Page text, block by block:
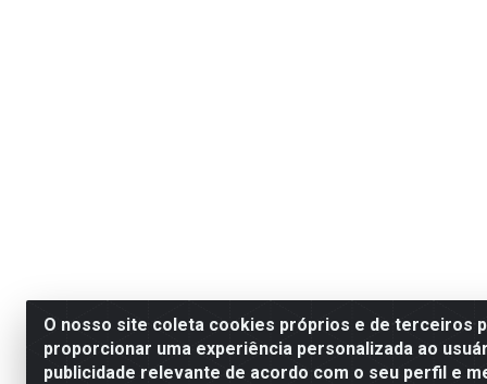
O nosso site coleta cookies próprios e de terceiros
proporcionar uma experiência personalizada ao
publicidade relevante de acordo com o seu perfil e